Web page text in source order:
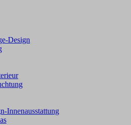
Design
Innenausstattung